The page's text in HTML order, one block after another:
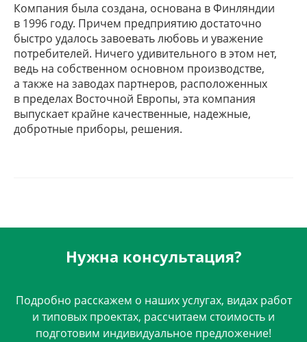
Компания была создана, основана в Финляндии
в 1996 году. Причем предприятию достаточно
быстро удалось завоевать любовь и уважение
потребителей. Ничего удивительного в этом нет,
ведь на собственном основном производстве,
а также на заводах партнеров, расположенных
в пределах Восточной Европы, эта компания
выпускает крайне качественные, надежные,
добротные приборы, решения.
Нужна консультация?
Подробно расскажем о наших услугах, видах работ
и типовых проектах, рассчитаем стоимость и
подготовим индивидуальное предложение!